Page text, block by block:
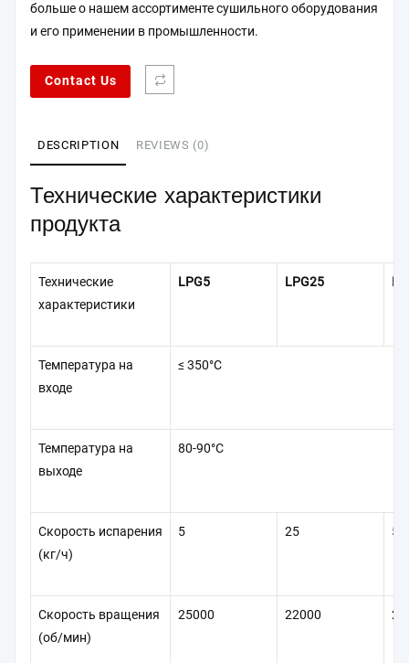
больше о нашем ассортименте сушильного оборудования
и его применении в промышленности.
Contact Us
DESCRIPTION REVIEWS (0)
Технические характеристики
продукта
Технические
характеристики
LPG5 LPG25
Температура на
входе
≤ 350°C
Температура на
выходе
80-90°C
Скорость испарения
(кг/ч)
5 25 50
Скорость вращения
(об/мин)
25000 22000